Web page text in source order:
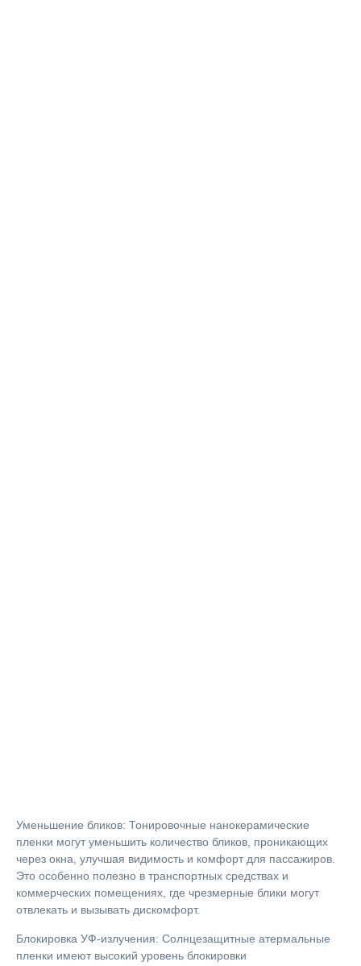
Уменьшение бликов: Тонировочные нанокерамические
пленки могут уменьшить количество бликов, проникающих
через окна, улучшая видимость и комфорт для пассажиров.
Это особенно полезно в транспортных средствах и
коммерческих помещениях, где чрезмерные блики могут
отвлекать и вызывать дискомфорт.
Блокировка УФ-излучения: Солнцезащитные атермальные
пленки имеют высокий уровень блокировки